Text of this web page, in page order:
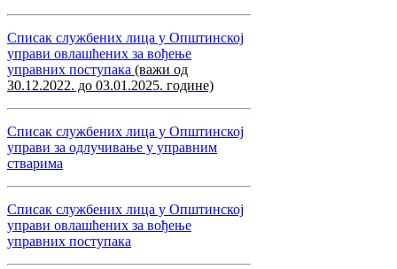
Списак службених лица у Општинској
управи овлашћених за вођење
управних поступака (важи од
30.12.2022. до 03.01.2025. године)
Списак службених лица у Општинској
управи за одлучивање у управним
стварима
Списак службених лица у Општинској
управи овлашћених за вођење
управних поступака